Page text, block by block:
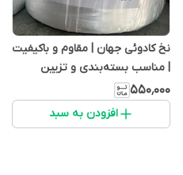
نخ کادوئی جهان | مقاوم و باکیفیت
| مناسب بسته‌بندی و تزیین
هدیه
۵۵۰٬۰۰۰
افزودن به سبد